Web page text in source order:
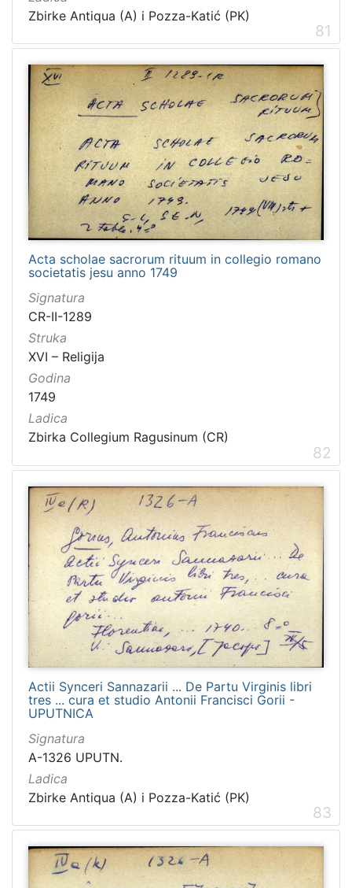
Zbirke Antiqua (A) i Pozza-Katić (PK)
81
Acta scholae sacrorum rituum in collegio romano
societatis jesu anno 1749
Signatura
CR-II-1289
Struka
XVI – Religija
Godina
1749
Ladica
Zbirka Collegium Ragusinum (CR)
82
Actii Synceri Sannazarii ... De Partu Virginis libri
tres ... cura et studio Antonii Francisci Gorii -
UPUTNICA
Signatura
A-1326 UPUTN.
Ladica
Zbirke Antiqua (A) i Pozza-Katić (PK)
83